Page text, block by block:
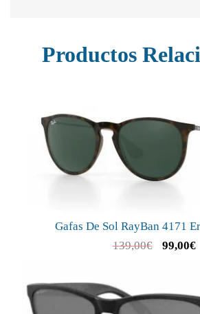
Productos
Gafas De Sol RayBan 4171
139,00€ 99,00€